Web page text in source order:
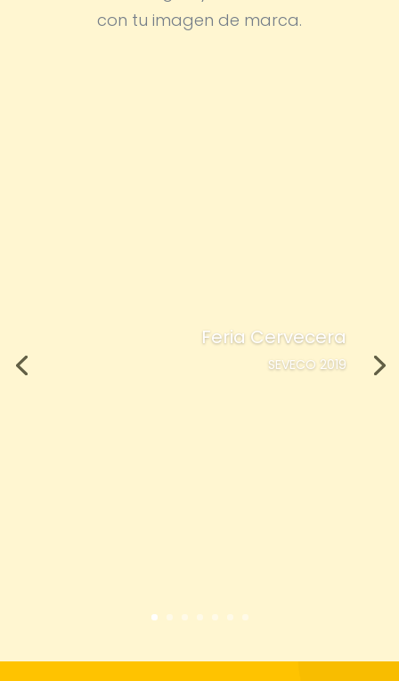
con tu imagen de marca.
Feria Cervecera
SEVECO 2019